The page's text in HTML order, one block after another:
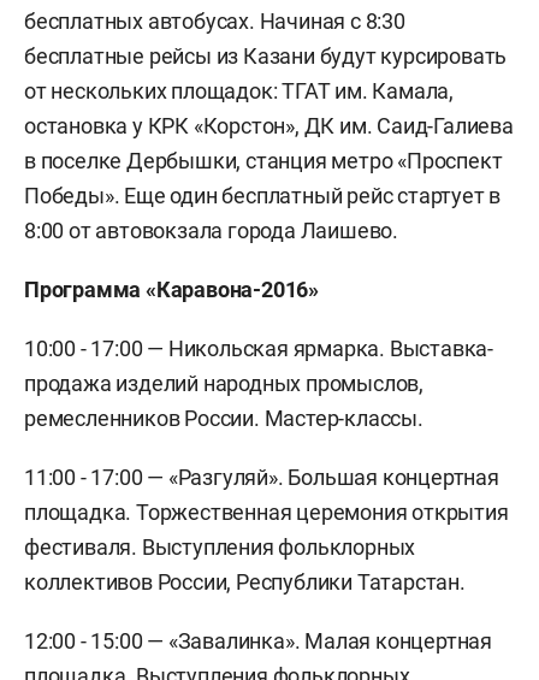
бесплатных автобусах. Начиная с 8:30
бесплатные рейсы из Казани будут курсировать
от нескольких площадок: ТГАТ им. Камала,
остановка у КРК «Корстон», ДК им. Саид-Галиева
в поселке Дербышки, станция метро «Проспект
Победы». Еще один бесплатный рейс стартует в
8:00 от автовокзала города Лаишево.
Программа «Каравона-2016»
10:00 - 17:00 — Никольская ярмарка. Выставка-
продажа изделий народных промыслов,
ремесленников России. Мастер-классы.
11:00 - 17:00 — «Разгуляй». Большая концертная
площадка. Торжественная церемония открытия
фестиваля. Выступления фольклорных
коллективов России, Республики Татарстан.
12:00 - 15:00 — «Завалинка». Малая концертная